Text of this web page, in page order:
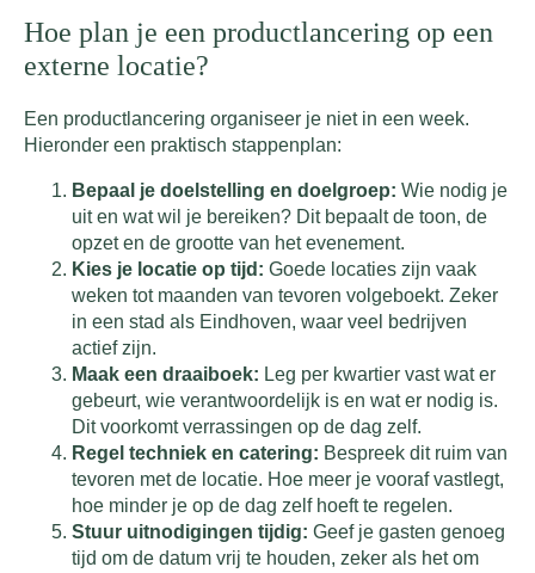
Hoe plan je een productlancering op een
externe locatie?
Een productlancering organiseer je niet in een week.
Hieronder een praktisch stappenplan:
Bepaal je doelstelling en doelgroep: Wie nodig je
uit en wat wil je bereiken? Dit bepaalt de toon, de
opzet en de grootte van het evenement.
Kies je locatie op tijd: Goede locaties zijn vaak
weken tot maanden van tevoren volgeboekt. Zeker
in een stad als Eindhoven, waar veel bedrijven
actief zijn.
Maak een draaiboek: Leg per kwartier vast wat er
gebeurt, wie verantwoordelijk is en wat er nodig is.
Dit voorkomt verrassingen op de dag zelf.
Regel techniek en catering: Bespreek dit ruim van
tevoren met de locatie. Hoe meer je vooraf vastlegt,
hoe minder je op de dag zelf hoeft te regelen.
Stuur uitnodigingen tijdig: Geef je gasten genoeg
tijd om de datum vrij te houden, zeker als het om